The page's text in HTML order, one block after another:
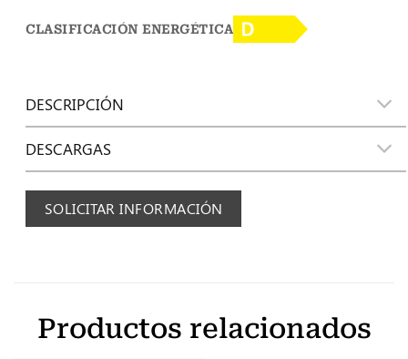
CLASIFICACIÓN ENERGÉTICA
DESCRIPCIÓN
DESCARGAS
SOLICITAR INFORMACIÓN
Productos relacionados